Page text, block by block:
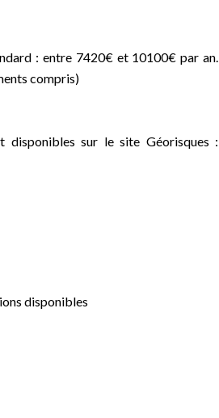
: entre 7420€ et 10100€ par an.
compris)
disponibles sur le site Géorisques :
disponibles